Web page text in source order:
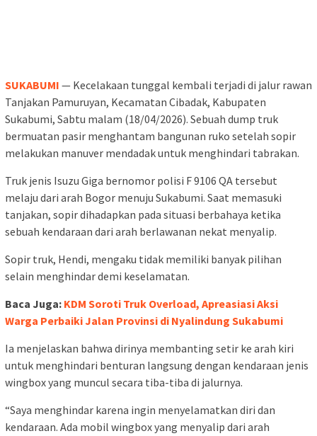
SUKABUMI — Kecelakaan tunggal kembali terjadi di jalur rawan
Tanjakan Pamuruyan, Kecamatan Cibadak, Kabupaten
Sukabumi, Sabtu malam (18/04/2026). Sebuah dump truk
bermuatan pasir menghantam bangunan ruko setelah sopir
melakukan manuver mendadak untuk menghindari tabrakan.
Truk jenis Isuzu Giga bernomor polisi F 9106 QA tersebut
melaju dari arah Bogor menuju Sukabumi. Saat memasuki
tanjakan, sopir dihadapkan pada situasi berbahaya ketika
sebuah kendaraan dari arah berlawanan nekat menyalip.
Sopir truk, Hendi, mengaku tidak memiliki banyak pilihan
selain menghindar demi keselamatan.
Baca Juga: KDM Soroti Truk Overload, Apreasiasi Aksi
Warga Perbaiki Jalan Provinsi di Nyalindung Sukabumi
Ia menjelaskan bahwa dirinya membanting setir ke arah kiri
untuk menghindari benturan langsung dengan kendaraan jenis
wingbox yang muncul secara tiba-tiba di jalurnya.
“Saya menghindar karena ingin menyelamatkan diri dan
kendaraan. Ada mobil wingbox yang menyalip dari arah